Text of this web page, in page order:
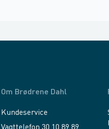
Om Brødrene Dahl
Kundeservice